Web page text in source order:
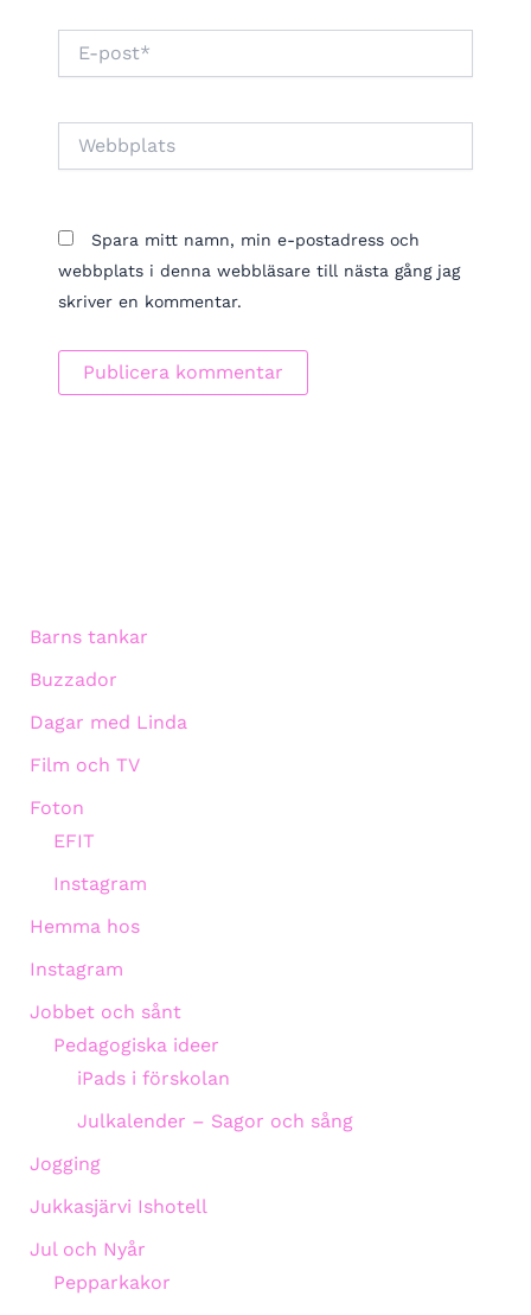
post*
Spara mitt namn, min e-postadress och
webbplats i denna webbläsare till nästa gång jag
skriver en kommentar.
Barns tankar
Buzzador
Dagar med Linda
Film och TV
Foton
EFIT
Instagram
Hemma hos
Instagram
Jobbet och sånt
Pedagogiska ideer
iPads i förskolan
Julkalender – Sagor och sång
Jogging
Jukkasjärvi Ishotell
Jul och Nyår
Pepparkakor